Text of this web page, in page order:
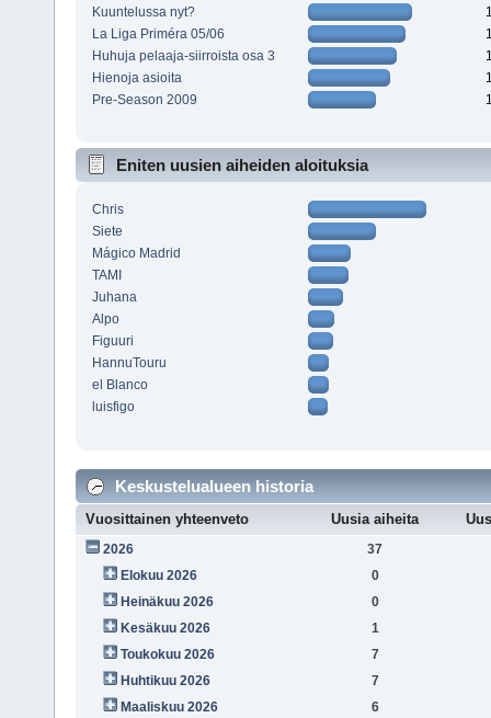
Kuuntelussa nyt?
La Liga Priméra 05/06
Huhuja pelaaja-siirroista osa 3
Hienoja asioita
Pre-Season 2009
Eniten uusien aiheiden aloituksia
Chris
Siete
Mágico Madrid
TAMI
Juhana
Alpo
Figuuri
HannuTouru
el Blanco
luisfigo
Keskustelualueen historia
Vuosittainen yhteenveto Uusia aiheita
2026
37
Elokuu 2026
0
Heinäkuu 2026
0
Kesäkuu 2026
1
Toukokuu 2026
7
Huhtikuu 2026
7
Maaliskuu 2026
6